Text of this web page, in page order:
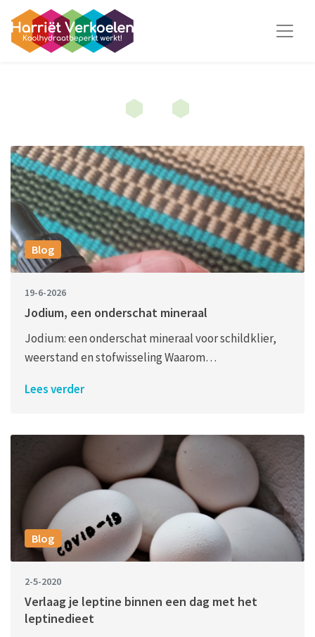
Blog
19-6-2026
Jodium, een onderschat mineraal
Jodium: een onderschat mineraal voor schildklier,
weerstand en stofwisseling Waarom…
Lees verder
Blog
2-5-2020
Verlaag je leptine binnen een dag met het
leptinedieet